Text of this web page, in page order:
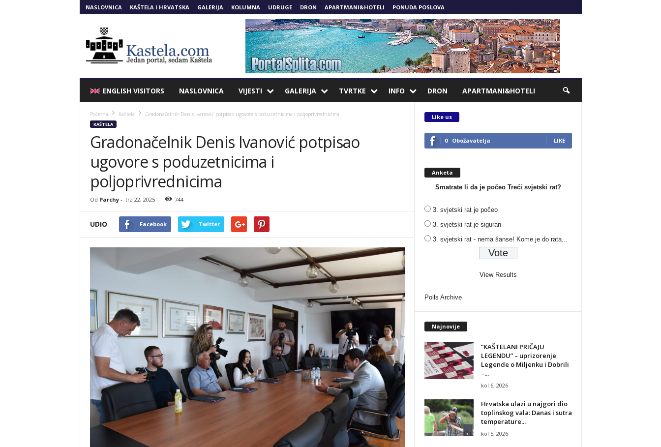
NASLOVNICA KAŠTELA I HRVATSKA GALERIJA KOLUMNA UDRUGE DRON APARTMANI&HOTELI PONUDA POSLOVA
ENGLISH VISITORS NASLOVNICA VIJESTI GALERIJA TVRTKE INFO DRON APARTMANI&HOTELI
Početna Kaštela Gradonačelnik Denis Ivanović potpisao ugovore s poduzetnicima i poljoprivrednicima
KAŠTELA
Gradonačelnik Denis Ivanović potpisao
ugovore s poduzetnicima i
poljoprivrednicima
Od Parchy- tra 22, 2025 744
UDIO Facebook Twitter
Like us
0 Obožavatelja LIKE
Anketa
Smatrate li da je počeo Treći svjetski rat?
3. svjetski rat je počeo
3. svjetski rat je siguran
3. svjetski rat - nema šanse! Kome je do rata...
View Results
Polls Archive
Najnovije
“KAŠTELANI PRIČAJU
LEGENDU” – uprizorenje
Legende o Miljenku i Dobrili
–...
kol 6, 2026
Hrvatska ulazi u najgori dio
toplinskog vala: Danas i sutra
temperature...
kol 5, 2026